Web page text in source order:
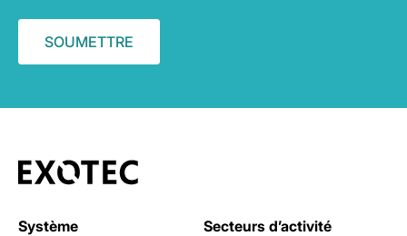
Système
Secteurs d’activité